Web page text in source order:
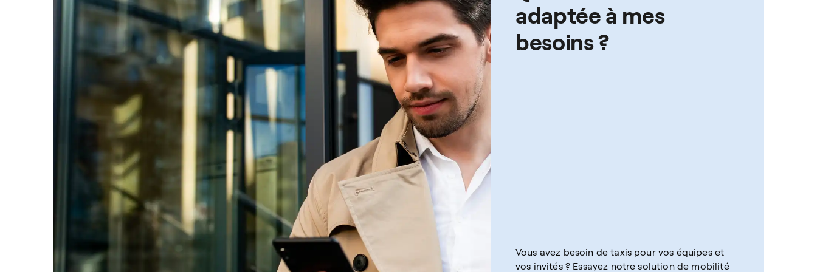
adaptée à mes
besoins ?
Vous avez besoin de taxis pour vos équipes et
vos invités ? Essayez notre solution de mobilité